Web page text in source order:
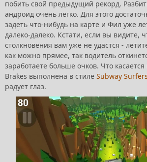
побить свой предыдущий рекорд.
андроид очень легко. Для этого
задеть что-нибудь на карте и Фил уже
далеко-далеко. Кстати, если вы видите,
столкновения вам уже не удастся -
как можно прямее, так водитель
заработаете больше очков. Что
Brakes выполнена в стиле Subway Surfers
радует глаз.